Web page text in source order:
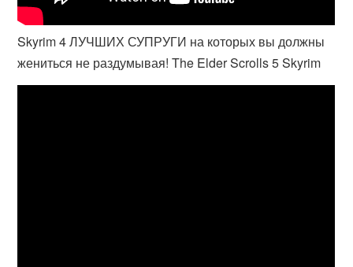
Skyrim 4 ЛУЧШИХ СУПРУГИ на которых вы должны
жениться не раздумывая! The Elder Scrolls 5 Skyrim